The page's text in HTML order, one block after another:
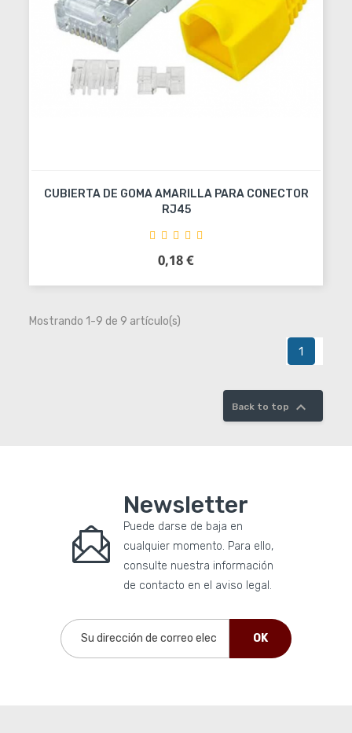
CUBIERTA DE GOMA AMARILLA PARA CONECTOR
RJ45
Precio
0,18 €
Añadir al carrito
Mostrando 1-9 de 9 artículo(s)
1
Back to top 
Newsletter
Puede darse de baja en
cualquier momento. Para ello,
consulte nuestra información
de contacto en el aviso legal.